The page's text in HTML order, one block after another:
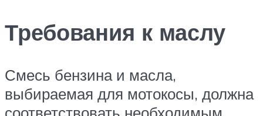
Требования к маслу
Смесь бензина и масла,
выбираемая для мотокосы, должна